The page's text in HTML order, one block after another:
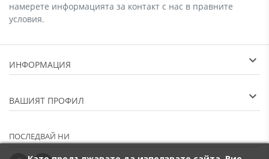
намерете информацията за контакт с нас в правните
условия.
ИНФОРМАЦИЯ
ВАШИЯТ ПРОФИЛ
ПОСЛЕДВАЙ НИ